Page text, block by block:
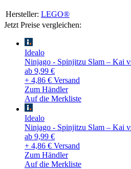
Hersteller: LEGO®
Jetzt Preise vergleichen:
Idealo
Ninjago - Spinjitzu Slam – Kai
ab 9,99 €
+ 4,86 € Versand
Zum Händler
Auf die Merkliste
Idealo
Ninjago - Spinjitzu Slam – Kai
ab 9,99 €
+ 4,86 € Versand
Zum Händler
Auf die Merkliste